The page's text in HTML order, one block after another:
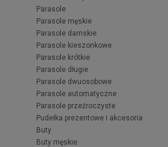
Parasole
Parasole męskie
Parasole damskie
Parasole kieszonkowe
Parasole krótkie
Parasole długie
Parasole dwuosobowe
Parasole automatyczne
Parasole przeźroczyste
Pudełka prezentowe i akcesoria
Buty
Buty męskie